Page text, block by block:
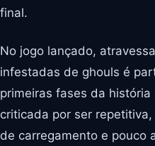
final.
No jogo lançado,
infestadas de ghouls é
primeiras fases da
criticada por ser
de carregamento e pouco